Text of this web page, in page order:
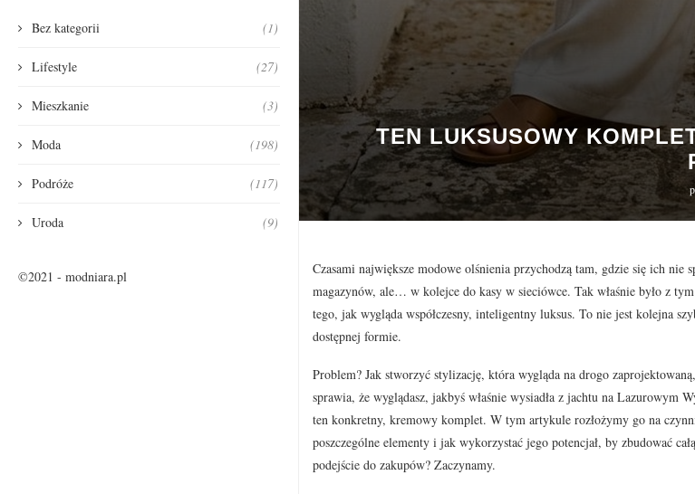
Bez kategorii (1)
Lifestyle (27)
Mieszkanie (3)
Moda (198)
Podróże (117)
Uroda (9)
©2021 - modniara.pl
TEN LUKSUSOWY
Czasami największe modowe olśnienia przychodzą tam, gdzie się ich
magazynów, ale… w kolejce do kasy w sieciówce. Tak właśnie było z
tego, jak wygląda współczesny, inteligentny luksus. To nie jest kolejna
dostępnej formie.
Problem? Jak stworzyć stylizację, która wygląda na drogo
sprawia, że wyglądasz, jakbyś właśnie wysiadła z jachtu na Lazurowym
ten konkretny, kremowy komplet. W tym artykule rozłożymy go na
poszczególne elementy i jak wykorzystać jego potencjał, by zbudować
podejście do zakupów? Zaczynamy.